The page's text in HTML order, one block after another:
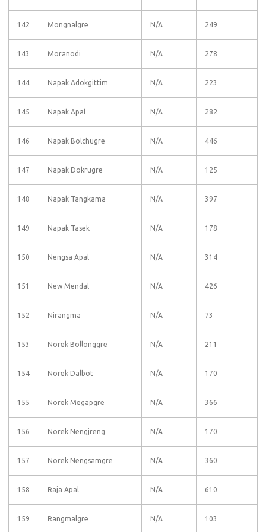
142 Mongnalgre N/A 249
143 Moranodi N/A 278
144 Napak Adokgittim N/A 223
145 Napak Apal N/A 282
146 Napak Bolchugre N/A 446
147 Napak Dokrugre N/A 125
148 Napak Tangkama N/A 397
149 Napak Tasek N/A 178
150 Nengsa Apal N/A 314
151 New Mendal N/A 426
152 Nirangma N/A 73
153 Norek Bollonggre N/A 211
154 Norek Dalbot N/A 170
155 Norek Megapgre N/A 366
156 Norek Nengjreng N/A 170
157 Norek Nengsamgre N/A 360
158 Raja Apal N/A 610
159 Rangmalgre N/A 103